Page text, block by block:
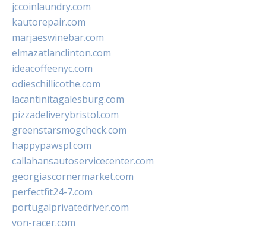
jccoinlaundry.com
kautorepair.com
marjaeswinebar.com
elmazatlanclinton.com
ideacoffeenyc.com
odieschillicothe.com
lacantinitagalesburg.com
pizzadeliverybristol.com
greenstarsmogcheck.com
happypawspl.com
callahansautoservicecenter.com
georgiascornermarket.com
perfectfit24-7.com
portugalprivatedriver.com
von-racer.com